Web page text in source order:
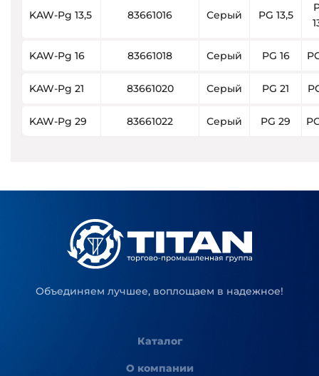
KAW-Pg 13,5 83661016 Серый PG 13,5
KAW-Pg 16 83661018 Серый PG 16
KAW-Pg 21 83661020 Серый PG 21
KAW-Pg 29 83661022 Серый PG 29
Объединяем лучшее, воплощаем в надежное!
Каталог
О компании